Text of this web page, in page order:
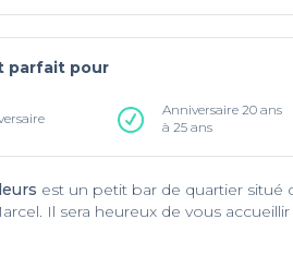
parfait pour
Anniversaire 20 ans
à 25 ans
est un petit bar de quartier situé
Il sera heureux de vous
est le lieu idéal pour vos